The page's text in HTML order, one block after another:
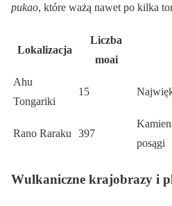
pukao, które ważą nawet po kilka
Lokalizacja
Liczba
moai
Ahu
Tongariki
15
Rano Raraku 397
posągi
Wulkaniczne krajobrazy i